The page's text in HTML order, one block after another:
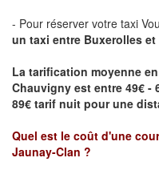
- Pour réserver votre taxi
un taxi entre Buxerolles et
La tarification moyenne
Chauvigny est entre 49€
89€ tarif nuit pour une
Quel est le coût d'une
Jaunay-Clan ?